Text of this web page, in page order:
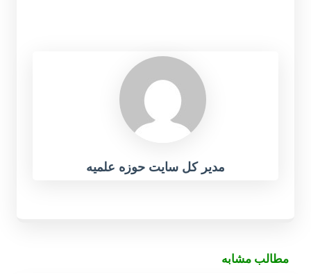
مدیر کل سایت حوزه علمیه
مطالب مشابه